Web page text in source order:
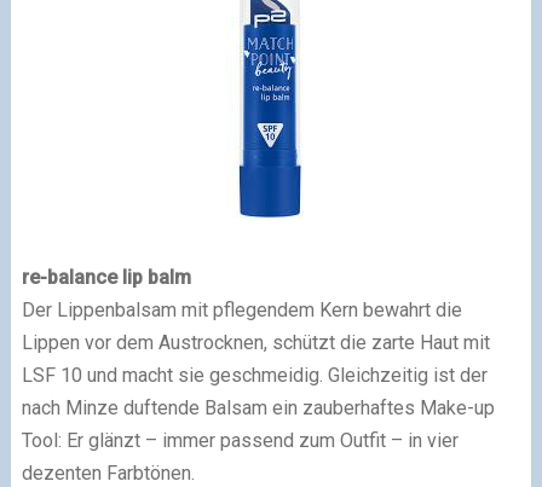
re-balance lip balm
Der Lippenbalsam mit pflegendem Kern bewahrt die
Lippen vor dem Austrocknen, schützt die zarte Haut mit
LSF 10 und macht sie geschmeidig. Gleichzeitig ist der
nach Minze duftende Balsam ein zauberhaftes Make-up
Tool: Er glänzt – immer passend zum Outfit – in vier
dezenten Farbtönen.